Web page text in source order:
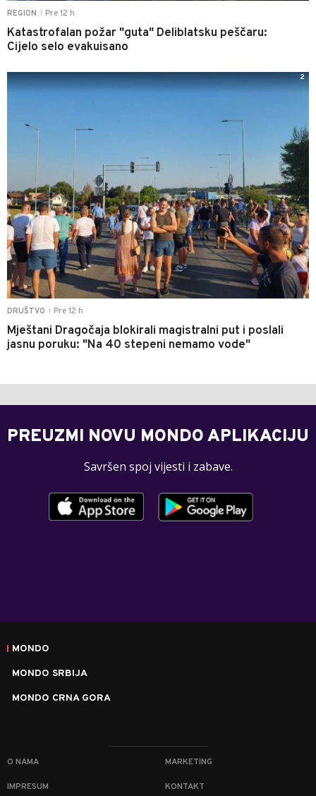
REGION Pre 12 h
Katastrofalan požar "guta" Deliblatsku peščaru:
Cijelo selo evakuisano
DRUŠTVO Pre 12 h
Mještani Dragočaja blokirali magistralni put i poslali
jasnu poruku: "Na 40 stepeni nemamo vode"
2
PREUZMI NOVU MONDO APLIKACIJU
Savršen spoj vijesti i zabave.
MONDO
MONDO SRBIJA
MONDO CRNA GORA
O NAMA MARKETING
IMPRESUM KONTAKT